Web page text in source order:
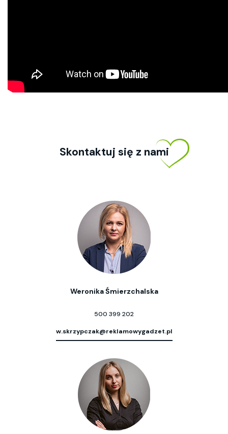
Skontaktuj się z nami
Weronika Śmierzchalska
500 399 202
w.skrzypczak@reklamowygadzet.pl